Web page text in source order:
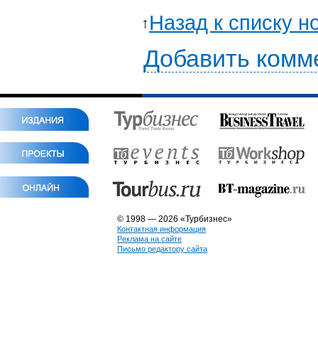
Назад к списку
Добавить
© 1998 — 2026 «Турбизнес»
Контактная информация
Реклама на сайте
Письмо редактору сайта